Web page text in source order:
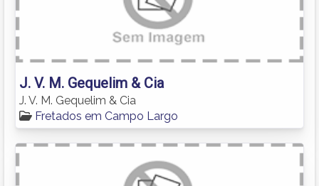
J. V. M. Gequelim & Cia
J. V. M. Gequelim & Cia
Fretados em Campo Largo